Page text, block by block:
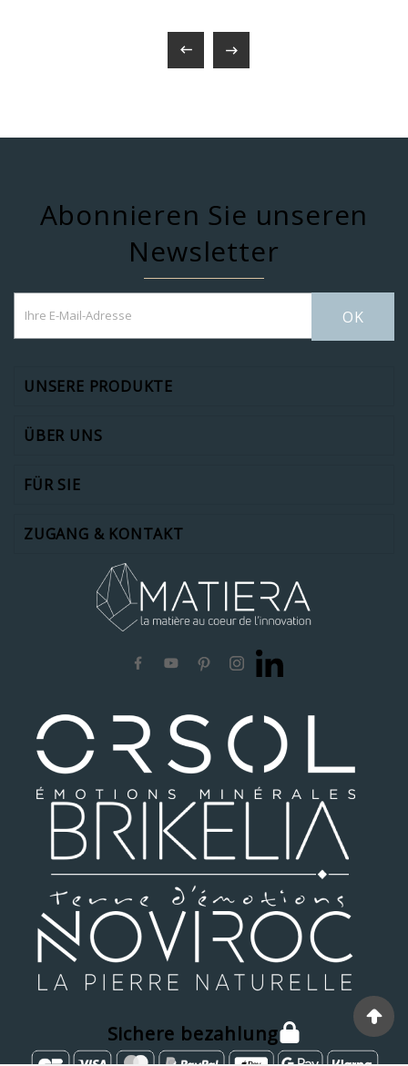
 
Abonnieren Sie unseren
Newsletter
OK
UNSERE PRODUKTE
ÜBER UNS
FÜR SIE
ZUGANG & KONTAKT
Sichere bezahlung